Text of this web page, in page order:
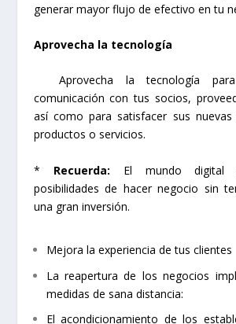
generar mayor flujo de efectivo en tu
Aprovecha la tecnología
Aprovecha la tecnología
comunicación con tus socios,
así como para satisfacer sus nuevas
productos o servicios.
* Recuerda: El mundo digital
posibilidades de hacer negocio sin
una gran inversión.
Mejora la experiencia de tus clientes
La reapertura de los negocios
medidas de sana distancia:
El acondicionamiento de los